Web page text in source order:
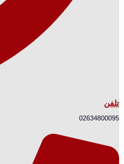
تلفن
02634800095